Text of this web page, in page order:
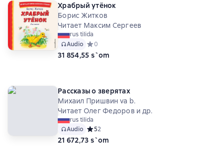
Храбрый утёнок
Борис Житков
Читает Максим Сергеев
rus tilida
Audio Средний рейтинг 0 на основе 0 оценок
0
31 854,55 s`om
Рассказы о зверятах
Михаил Пришвин va b.
Читает Олег Федоров и др.
rus tilida
Audio Средний рейтинг 5 на основе 2 оценок
52
21 672,73 s`om